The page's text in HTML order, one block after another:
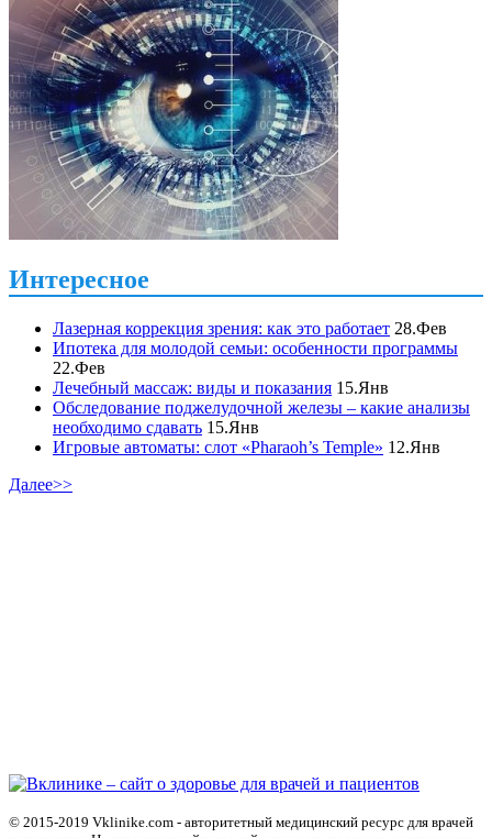
Интересное
Лазерная коррекция зрения: как это работает 28.Фев
Ипотека для молодой семьи: особенности программы
22.Фев
Лечебный массаж: виды и показания 15.Янв
Обследование поджелудочной железы – какие анализы
необходимо сдавать 15.Янв
Игровые автоматы: слот «Pharaoh’s Temple» 12.Янв
Далее>>
© 2015-2019 Vklinike.com - авторитетный медицинский ресурс для врачей